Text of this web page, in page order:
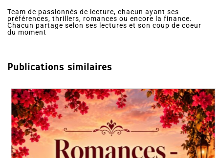
Team de passionnés de lecture, chacun ayant ses
préférences, thrillers, romances ou encore la finance.
Chacun partage selon ses lectures et son coup de coeur
du moment
Publications similaires